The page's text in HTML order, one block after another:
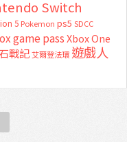
Switch
5 Pokemon ps5 SDCC
game passXbox One
戰記艾爾登法環 遊戲人